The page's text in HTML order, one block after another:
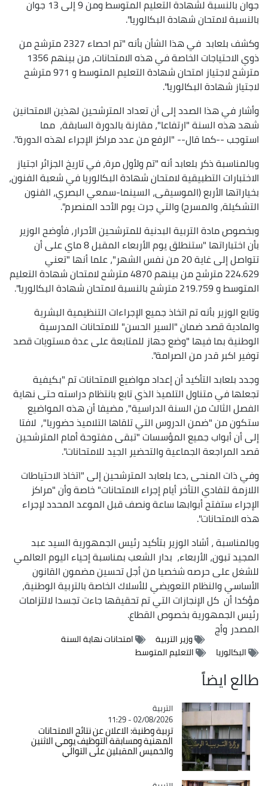
جوان بالنسبة لشهادة التعليم المتوسط ومن 9 إلى 13 جوان
بالنسبة لامتحان شهادة البكالوريا".
وكشف بلعابد في هذا الشأن بأنه "تم احصاء 2327 مترشح من
ذوي الاحتياجات الخاصة في هذه الامتحانات، من بينهم 1356
مترشح لاجتياز امتحان شهادة التعليم المتوسط و 971 مترشح
لاجتياز شهادة البكالوريا".
وأشار في هذا الصدد إلى أن تعداد المترشحين لهذين الامتحانين
شهد هذه السنة "ارتفاعا"، مقارنة بالدورة السابقة، مما
استوجب --كما قال-- "الرفع من عدد مراكز الإجراء لهذه الدورة".
وبالمناسبة ذكر بلعابد أنه "تم ولأول مرة، في تاريخ الجزائر اجتياز
الاختبارات التطبيقية لامتحان شهادة البكالوريا في شعبة الفنون،
بخياراتها الأربع (الموسيقى، السينما-سمعي البصري، الفنون
التشكيلة، والمسرح) والتي جرت يوم الأحد المنصرم".
وبخصوص مادة التربية البدنية للمترشحين الأحرار، فأوضح الوزير
بأن اختباراتها "ستنطلق يوم الأربعاء المقبل 8 ماي على أن
تتواصل إلى غاية 20 من نفس الشهر"، علما أنها "تعني
224.629 مترشح من بينهم 4870 مترشح لامتحان شهادة التعليم
المتوسط و 219.759 مترشح بالنسبة لامتحان شهادة البكالوريا".
وتابع الوزير بأنه تم اتخاذ جميع الإجراءات التنظيمية البشرية
والمادية قصد ضمان "السير الحسن" للامتحانات المدرسية
الوطنية بما فيها "وضع جهاز للمتابعة على عدة مستويات قصد
توفير اكبر قدر من الصرامة".
وجدد بلعابد التأكيد أن إعداد مواضيع الامتحانات تم "بكيفية
تجعلها في متناول التلميذ الذي تابع بانتظام دراسته حتى نهاية
الفصل الثالث من السنة الدراسية"، مضيفا أن هذه المواضيع
ستكون من "ضمن الدروس التي تلقاها التلاميذ حضوريا"، لافتا
إلى أن أبواب جميع المؤسسات "تبقى مفتوحة أمام المترشحين
قصد المراجعة الجماعية والتحضير الجيد للامتحانات".
وفي ذات المنحى ،دعا بلعابد المترشحين إلى "اتخاذ الاحتياطات
اللازمة لتفادي التأخر أيام إجراء الامتحانات" خاصة وأن "مراكز
الإجراء ستفتح أبوابها ساعة ونصف قبل الموعد المحدد لإجراء
هذه الامتحانات".
وبالمناسبة ، أشاد الوزير بتأكيد رئيس الجمهورية السيد عبد
المجيد تبون، الأربعاء، بدار الشعب بمناسبة إحياء اليوم العالمي
للشغل على حرصه شخصيا من أجل تحسين مضمون القانون
الأساسي والنظام التعويضي للأسلاك الخاصة بالتربية الوطنية،
مؤكدا أن كل الإنجازات التي تم تحقيقها جاءت تجسدا لالتزامات
رئيس الجمهورية بخصوص القطاع.
المصدروأج
وزير التربية
امتحانات نهاية السنة
البكالوريا
التعليم المتوسط
طالع ايضاً
Catégorie
التربية
02/08/2026 - 11:29
تربية وطنية: الاعلان عن نتائج الامتحانات
المهنية ومسابقة التوظيف يومي الاثنين
والخميس المقبلين على التوالي